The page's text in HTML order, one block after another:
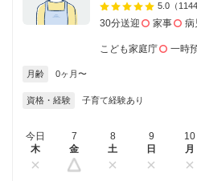
5.0 （1144
30分送迎 家事 病
こども家庭庁 一時
月齢 0ヶ月〜
資格・経験 子育て経験あり
今日
木
7
金
8
土
9
日
10
月